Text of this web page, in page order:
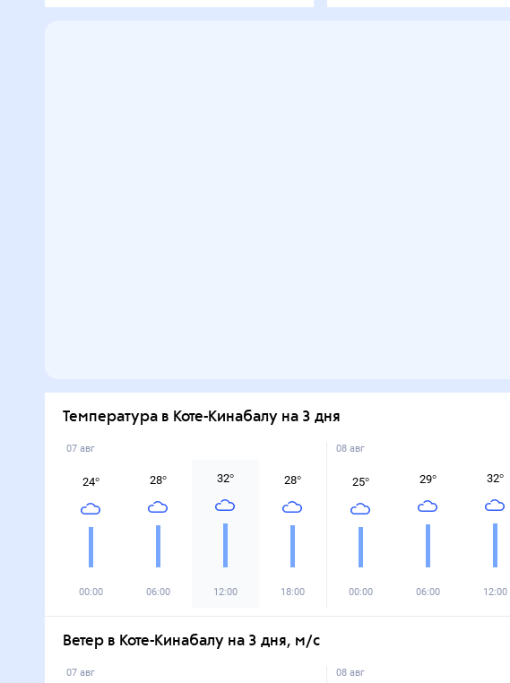
Температура в Коте-Кинабалу на 3 дня
07 авг
24°
00:00
28°
06:00
32°
12:00
28°
18:00
08 авг
25°
00:00
29°
06:00
32°
12:00
Ветер в Коте-Кинабалу на 3 дня, м/с
07 авг 08 авг